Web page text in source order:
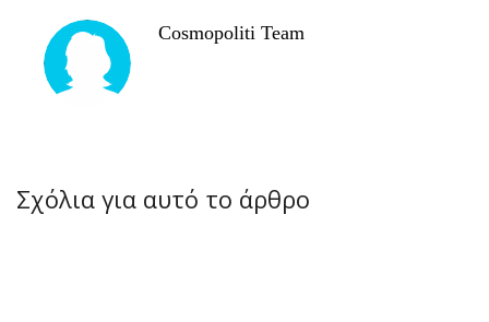
Cosmopoliti Team
Σχόλια για αυτό το άρθρο